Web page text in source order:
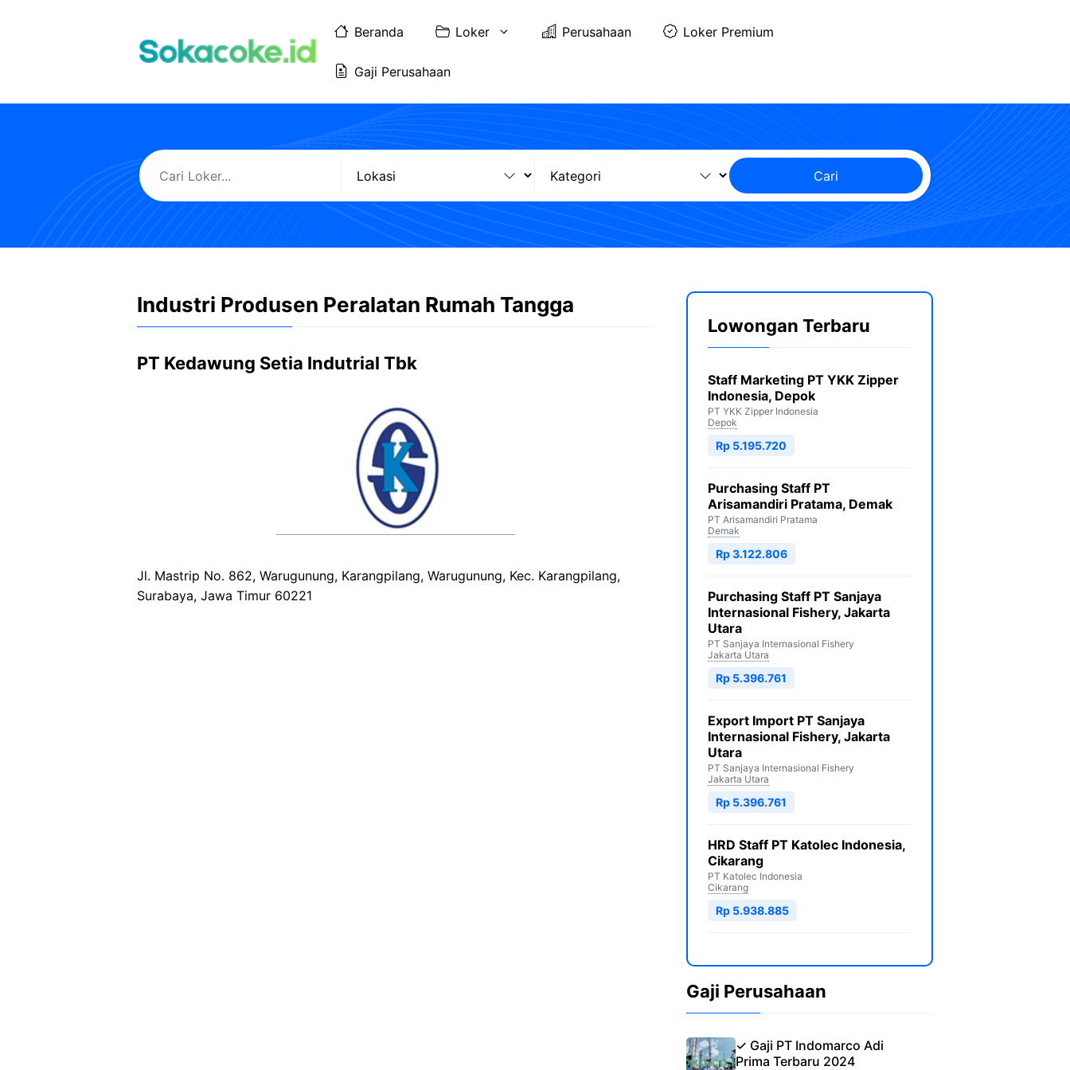
Beranda Loker Perusahaan Loker Premium
Gaji Perusahaan
Cari
Industri Produsen Peralatan Rumah Tangga
PT Kedawung Setia Indutrial Tbk
Jl. Mastrip No. 862, Warugunung, Karangpilang, Warugunung, Kec. Karangpilang,
Surabaya, Jawa Timur 60221
Lowongan Terbaru
Staff Marketing PT YKK Zipper
Indonesia, Depok
PT YKK Zipper Indonesia
Depok
Rp 5.195.720
Purchasing Staff PT
Arisamandiri Pratama, Demak
PT Arisamandiri Pratama
Demak
Rp 3.122.806
Purchasing Staff PT Sanjaya
Internasional Fishery, Jakarta
Utara
PT Sanjaya Internasional Fishery
Jakarta Utara
Rp 5.396.761
Export Import PT Sanjaya
Internasional Fishery, Jakarta
Utara
PT Sanjaya Internasional Fishery
Jakarta Utara
Rp 5.396.761
HRD Staff PT Katolec Indonesia,
Cikarang
PT Katolec Indonesia
Cikarang
Rp 5.938.885
Gaji Perusahaan
✓ Gaji PT Indomarco Adi
Prima Terbaru 2024